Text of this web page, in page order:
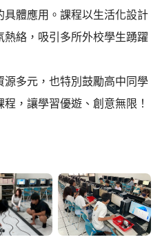
體應用。課程以生活化設計
絡，吸引多所外校學生踴躍
多元，也特別鼓勵高中同學
，讓學習優遊、創意無限！